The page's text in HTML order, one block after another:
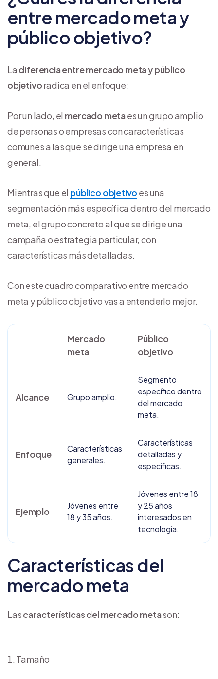
entre mercado meta y
público objetivo?
La diferencia entre mercado meta y público
objetivoradica en el enfoque:
Por un lado, el mercado meta es un grupo amplio
de personas o empresas con características
comunes a las que se dirige una empresa en
general.
Mientras que el público objetivo es una
segmentación más específica dentro del mercado
meta, el grupo concreto al que se dirige una
campaña o estrategia particular, con
características más detalladas.
Con este cuadro comparativo entre mercado
meta y público objetivo vas a entenderlo mejor.
Mercado
meta
Público
objetivo
Alcance Grupo amplio.
Segmento
específico dentro
del mercado
meta.
Enfoque
Características
generales.
Características
detalladas y
específicas.
Ejemplo
Jóvenes entre
18 y 35 años.
Jóvenes entre 18
y 25 años
interesados en
tecnología.
Características del
mercado meta
Lascaracterísticas del mercado metason:
Tamaño